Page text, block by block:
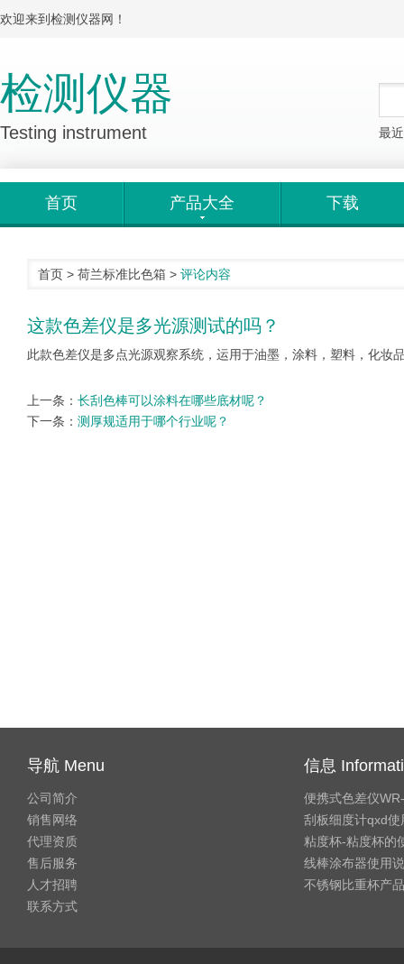
欢迎来到检测仪器网！
检测仪器
Testing instrument 最
首页 产品大全 下载
首页 > 荷兰标准比色箱 > 评论内容
这款色差仪是多光源测试的吗？
此款色差仪是多点光源观察系统，运用于油墨，涂料，塑料，化
上一条： 长刮色棒可以涂料在哪些底材呢？
下一条： 测厚规适用于哪个行业呢？
导航 Menu
公司简介
销售网络
代理资质
售后服务
人才招聘
联系方式
信息
便携式色差仪
刮板细度计qxd使
粘度杯-粘度杯的
线棒涂布器使用
不锈钢比重杯产